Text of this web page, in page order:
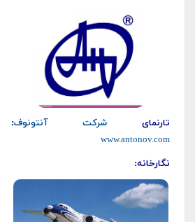
تارنمای شرکت آنتونوف:
www.antonov.com
نگارخانه: